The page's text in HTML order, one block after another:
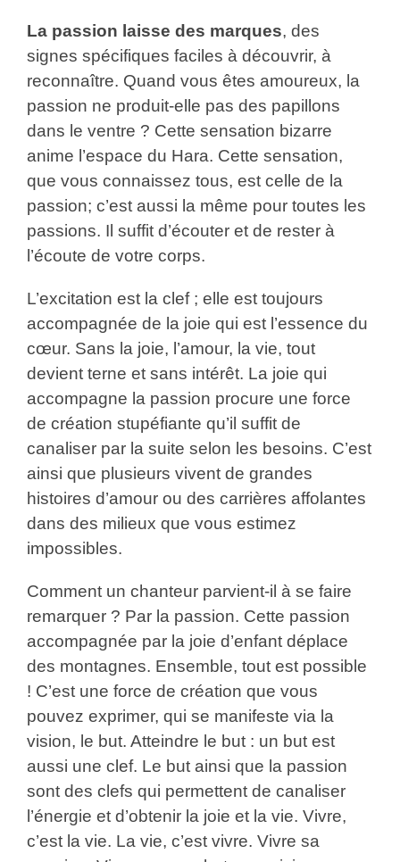
La passion laisse des marques, des
signes spécifiques faciles à découvrir, à
reconnaître. Quand vous êtes amoureux, la
passion ne produit-elle pas des papillons
dans le ventre ? Cette sensation bizarre
anime l’espace du Hara. Cette sensation,
que vous connaissez tous, est celle de la
passion; c’est aussi la même pour toutes les
passions. Il suffit d’écouter et de rester à
l’écoute de votre corps.
L’excitation est la clef ; elle est toujours
accompagnée de la joie qui est l’essence du
cœur. Sans la joie, l’amour, la vie, tout
devient terne et sans intérêt. La joie qui
accompagne la passion procure une force
de création stupéfiante qu’il suffit de
canaliser par la suite selon les besoins. C’est
ainsi que plusieurs vivent de grandes
histoires d’amour ou des carrières affolantes
dans des milieux que vous estimez
impossibles.
Comment un chanteur parvient-il à se faire
remarquer ? Par la passion. Cette passion
accompagnée par la joie d’enfant déplace
des montagnes. Ensemble, tout est possible
! C’est une force de création que vous
pouvez exprimer, qui se manifeste via la
vision, le but. Atteindre le but : un but est
aussi une clef. Le but ainsi que la passion
sont des clefs qui permettent de canaliser
l’énergie et d’obtenir la joie et la vie. Vivre,
c’est la vie. La vie, c’est vivre. Vivre sa